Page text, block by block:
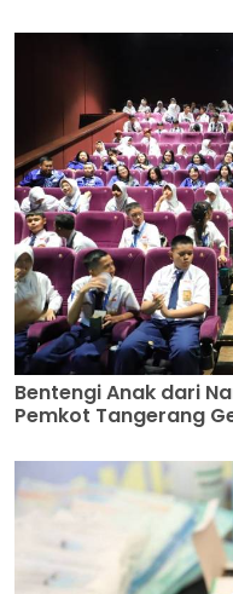
Bentengi Anak dari
Pemkot Tangerang